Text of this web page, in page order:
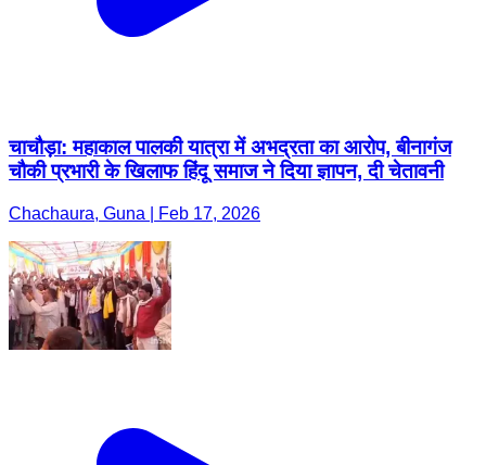
चाचौड़ा: महाकाल पालकी यात्रा में अभद्रता का आरोप, बीनागंज
चौकी प्रभारी के खिलाफ हिंदू समाज ने दिया ज्ञापन, दी चेतावनी
Chachaura, Guna | Feb 17, 2026